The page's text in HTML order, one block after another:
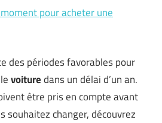
pour acheter une
des périodes favorables pour
voituredans un délai d’un an.
être pris en compte avant
souhaitez changer, découvrez